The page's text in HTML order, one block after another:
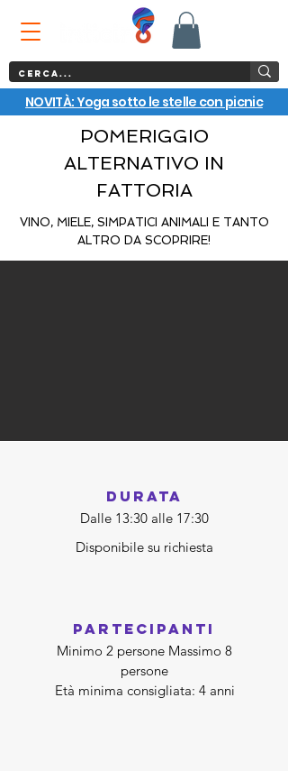
NOVITÀ: Yoga sotto le stelle con picnic
POMERIGGIO
ALTERNATIVO IN
FATTORIA
VINO, MIELE, SIMPATICI ANIMALI E TANTO
ALTRO DA SCOPRIRE!
durata
Dalle 13:30 alle 17:30
Disponibile su richiesta
partecipanti
Minimo 2 persone Massimo 8
persone
Età minima consigliata: 4 anni